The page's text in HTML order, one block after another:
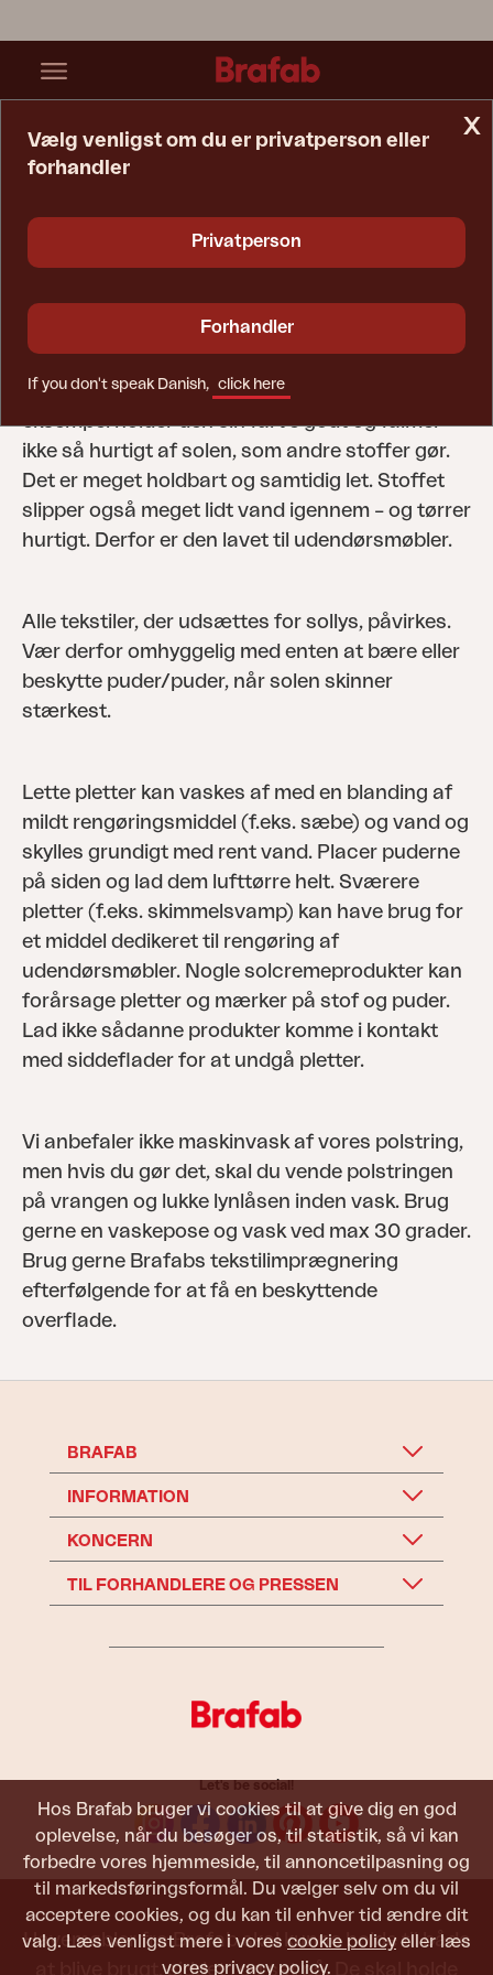
Hos Brafab bruger vi cookies til at give dig en god
oplevelse, når du besøger os, til statistik, så vi kan
forbedre vores hjemmeside, til annoncetilpasning og
til markedsføringsformål. Du vælger selv om du vil
acceptere cookies, og du kan til enhver tid ændre dit
valg. Læs venligst mere i vores cookie policy eller læs
vores privacy policy.
Vaskeanvisning
polstring
olefinstof, et stof med mange fordele. For
eksempel holder den sin farve godt og falmer
ikke så hurtigt af solen, som andre stoffer gør.
Det er meget holdbart og samtidig let. Stoffet
slipper også meget lidt vand igennem – og tørrer
hurtigt. Derfor er den lavet til udendørsmøbler.
Alle tekstiler, der udsættes for sollys, påvirkes.
Vær derfor omhyggelig med enten at bære eller
beskytte puder/puder, når solen skinner
stærkest.
Lette pletter kan vaskes af med en blanding af
mildt rengøringsmiddel (f.eks. sæbe) og vand og
skylles grundigt med rent vand. Placer puderne
på siden og lad dem lufttørre helt. Sværere
pletter (f.eks. skimmelsvamp) kan have brug for
et middel dedikeret til rengøring af
udendørsmøbler. Nogle solcremeprodukter kan
forårsage pletter og mærker på stof og puder.
Lad ikke sådanne produkter komme i kontakt
med siddeflader for at undgå pletter.
Vi anbefaler ikke maskinvask af vores polstring,
men hvis du gør det, skal du vende polstringen
på vrangen og lukke lynlåsen inden vask. Brug
gerne en vaskepose og vask ved max 30 grader.
Brug gerne Brafabs tekstilimprægnering
efterfølgende for at få en beskyttende
overflade.
x
Vælg venligst om du er privatperson eller
forhandler
Privatperson
Forhandler
If you don't speak Danish, click here
BRAFAB
INFORMATION
KONCERN
TIL FORHANDLERE OG PRESSEN
Let's be social!
Havemøbler fra Brafab skal kunne holde til både
at blive brugt, siddet i og set på. De skal holde